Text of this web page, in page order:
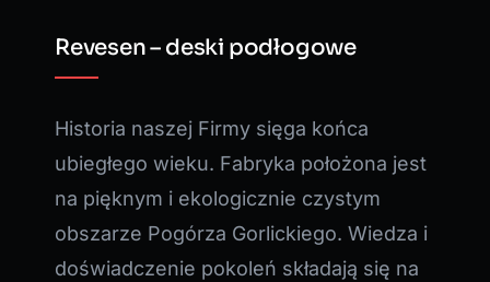
Revesen – deski podłogowe
Historia naszej Firmy sięga końca
ubiegłego wieku. Fabryka położona jest
na pięknym i ekologicznie czystym
obszarze Pogórza Gorlickiego. Wiedza i
doświadczenie pokoleń składają się na